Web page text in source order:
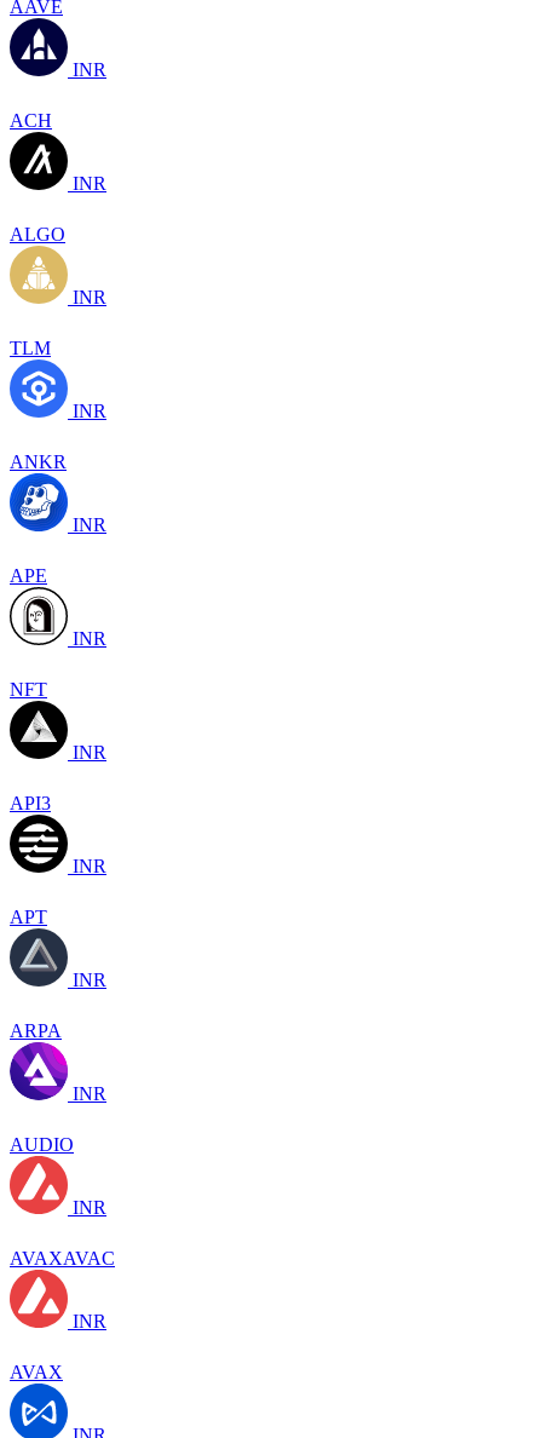
AAVE
INR
ACH
INR
ALGO
INR
TLM
INR
ANKR
INR
APE
INR
NFT
INR
API3
INR
APT
INR
ARPA
INR
AUDIO
INR
AVAXAVAC
INR
AVAX